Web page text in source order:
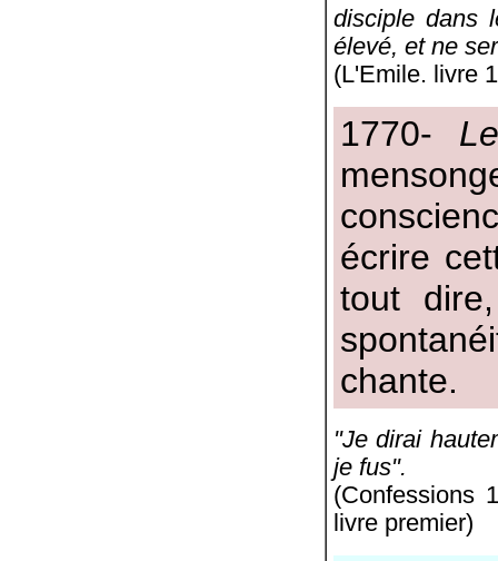
disciple dans
élevé, et ne
(L'Emile. livre
1770-
écrire
tout
chante.
"Je dirai
je fus".
(Confessions
livre premier)